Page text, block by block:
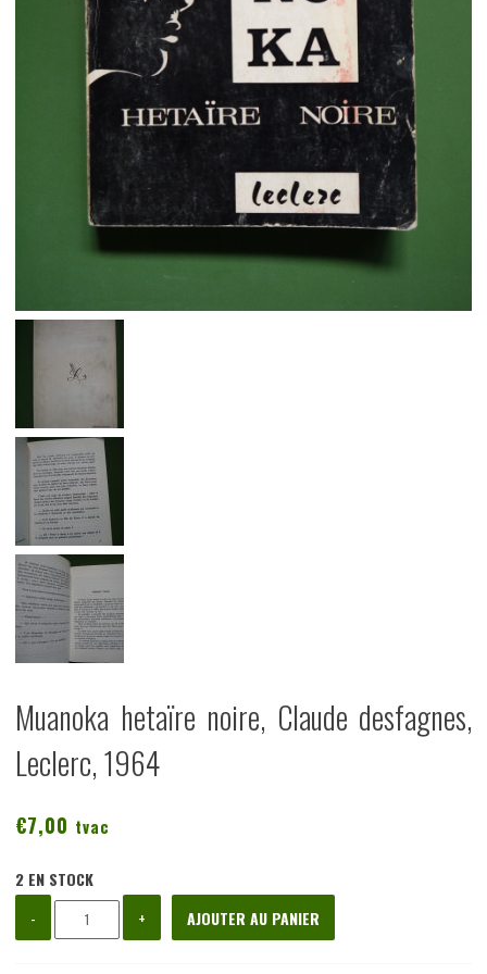
Muanoka hetaïre noire, Claude desfagnes,
Leclerc, 1964
€7,00 tvac
2 EN STOCK
-
quantité
de
+ AJOUTER AU PANIER